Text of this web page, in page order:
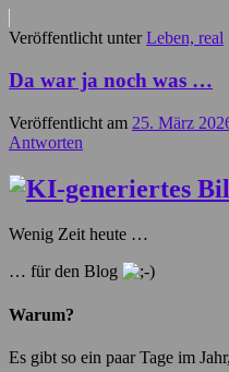
Veröffentlicht unter Leben, real
Da war ja noch was …
Veröffentlicht am 25. März
Antworten
Wenig Zeit heute …
… für den Blog
Warum?
Es gibt so ein paar Tage im